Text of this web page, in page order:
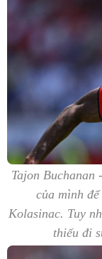
Tajon Buchanan
của mình
Kolasinac. Tuy
thiếu đi